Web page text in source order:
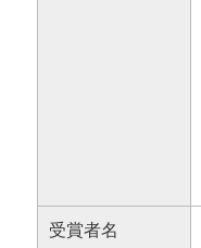
受賞者名